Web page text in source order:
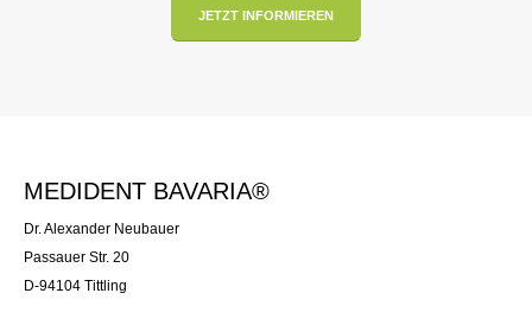
JETZT INFORMIEREN
MEDIDENT BAVARIA®
Dr. Alexander Neubauer
Passauer Str. 20
D-94104 Tittling